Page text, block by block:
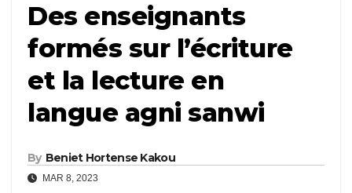
Des enseignants
formés sur l’écriture
et la lecture en
langue agni sanwi
By Beniet Hortense Kakou
MAR 8, 2023